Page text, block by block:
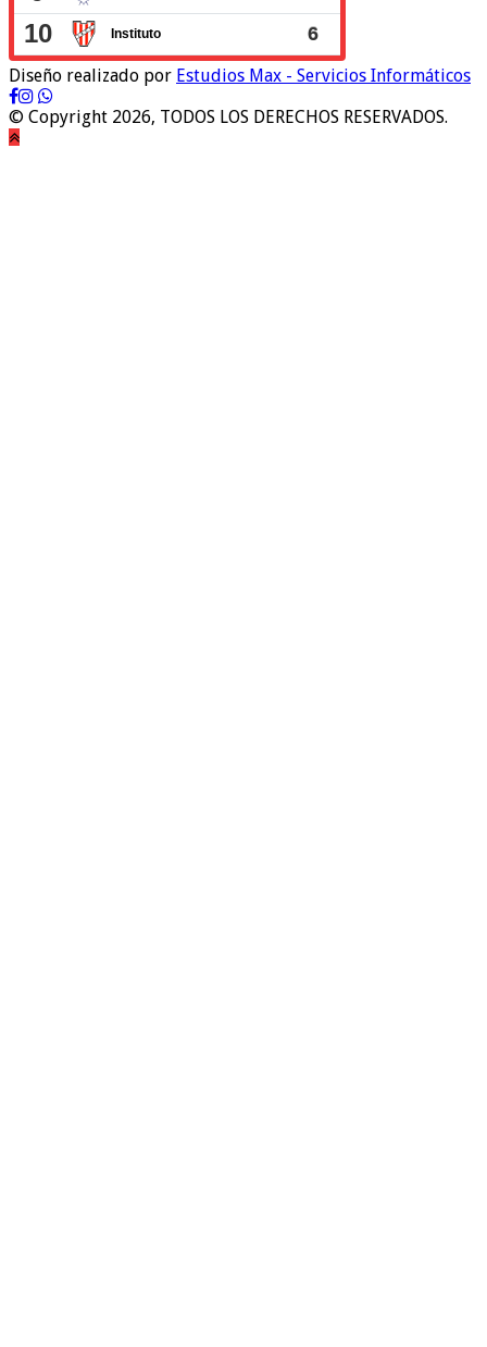
Diseño realizado por Estudios Max - Servicios Informáticos
© Copyright 2026, TODOS LOS DERECHOS RESERVADOS.